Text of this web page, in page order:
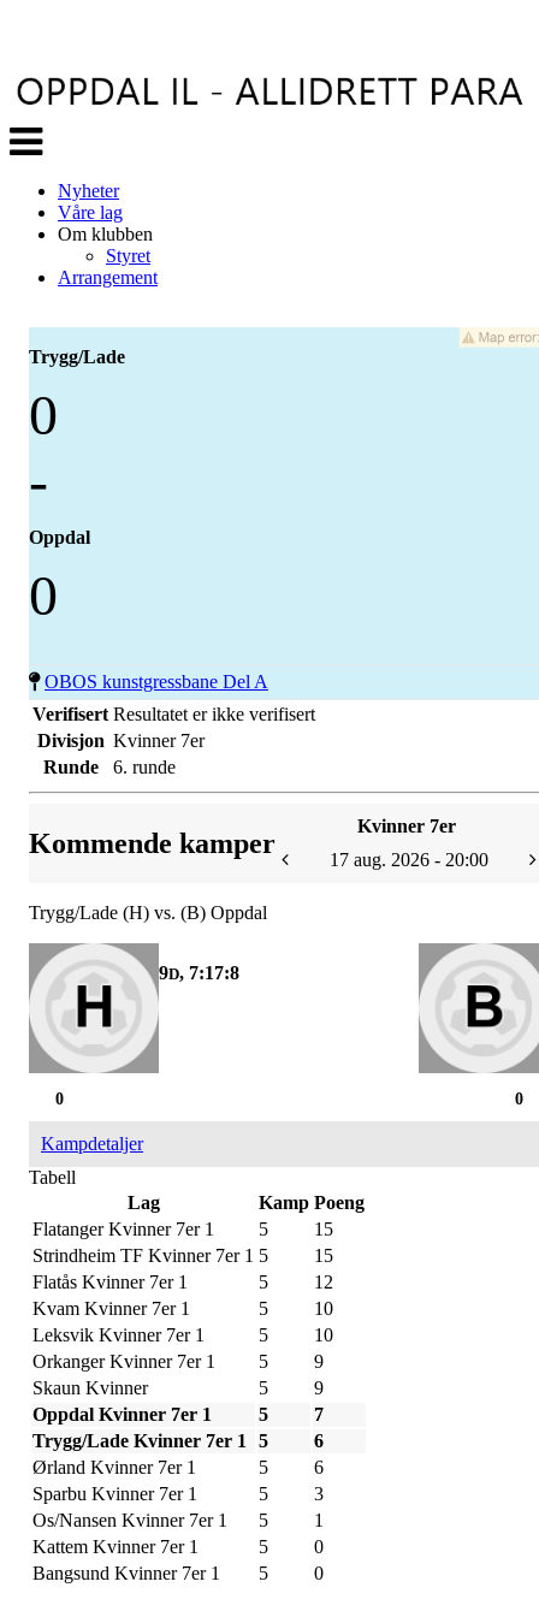
Veksle
navigasjon
Nyheter
Våre lag
Om klubben
Styret
Arrangement
Trygg/Lade
0
-
Oppdal
0
OBOS kunstgressbane Del A
Verifisert Resultatet er ikke verifisert
Divisjon Kvinner 7er
Runde
6. runde
Kommende kamper
Kvinner 7er
17 aug. 2026 - 20:00
Trygg/Lade (H) vs. (B) Oppdal
9D, 7:17:8
0
0
Kampdetaljer
Tabell
Lag
Kamp Poeng
Flatanger Kvinner 7er 1
5
15
Strindheim TF Kvinner 7er 1 5
15
Flatås Kvinner 7er 1
5
12
Kvam Kvinner 7er 1
5
10
Leksvik Kvinner 7er 1
5
10
Orkanger Kvinner 7er 1
5
9
Skaun Kvinner
5
9
Oppdal Kvinner 7er 1
5
7
Trygg/Lade Kvinner 7er 1
5
6
Ørland Kvinner 7er 1
5
6
Sparbu Kvinner 7er 1
5
3
Os/Nansen Kvinner 7er 1
5
1
Kattem Kvinner 7er 1
5
0
Bangsund Kvinner 7er 1
5 0